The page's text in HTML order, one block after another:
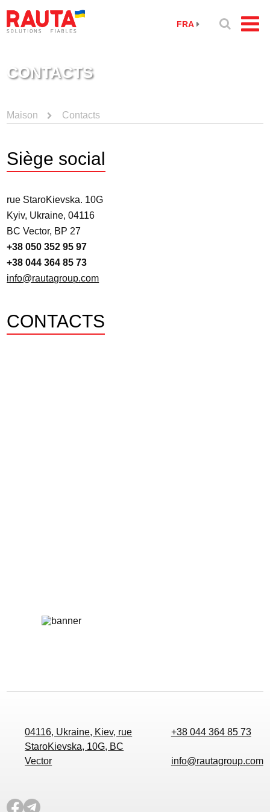
FRA
CONTACTS
Maison Contacts
Siège social
rue StaroKievska. 10G
Kyiv, Ukraine, 04116
BC Vector, BP 27
+38 050 352 95 97
+38 044 364 85 73
info@rautagroup.com
CONTACTS
04116, Ukraine, Kiev, rue
StaroKievska, 10G, BC
Vector
+38 044 364 85 73
info@rautagroup.com